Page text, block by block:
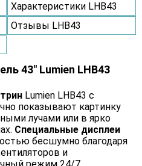
Характеристики LHB43
Отзывы LHB43
43" Lumien LHB43
Lumien LHB43 с
показывают картинку
лучами или в ярко
Специальные дисплеи
бесшумно благодаря
и